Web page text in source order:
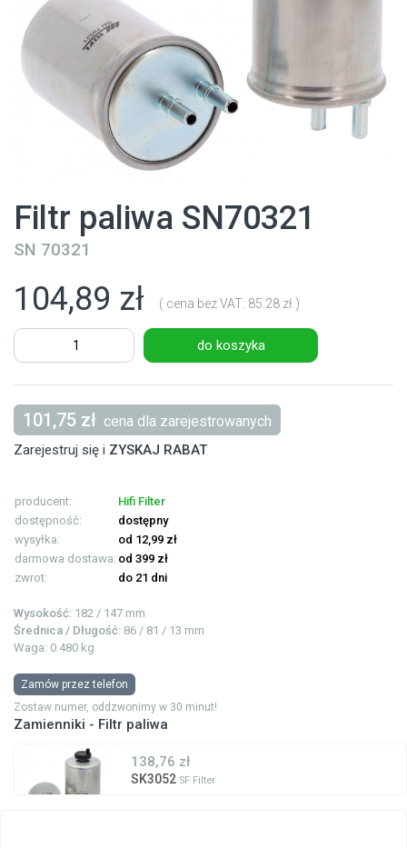
Filtr paliwa SN70321
SN 70321
104,89 zł ( cena bez VAT: 85.28 zł )
do koszyka
101,75 zł cena dla zarejestrowanych
Zarejestruj się i ZYSKAJ RABAT
producent:
Hifi Filter
dostępność:
dostępny
wysyłka:
od 12,99 zł
darmowa dostawa: od 399 zł
zwrot:
do 21 dni
Wysokość: 182 / 147 mm
Średnica / Długość: 86 / 81 / 13 mm
Waga: 0.480 kg
Zamów przez telefon
Zostaw numer, oddzwonimy w 30 minut!
Zamienniki - Filtr paliwa
138,76 zł
SK3052 SF Filter